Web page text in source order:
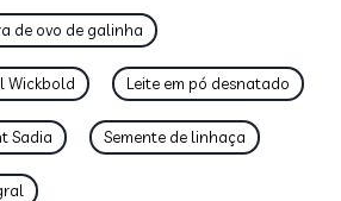
de ovo de galinha
Wickbold Leite em pó desnatado
Sadia Semente de linhaça